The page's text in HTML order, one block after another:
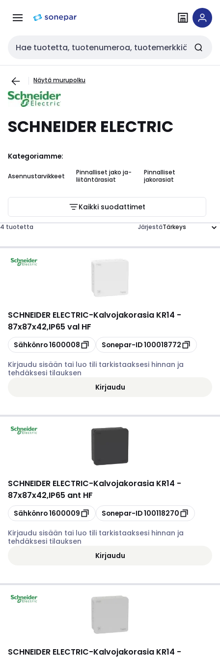
navigointiinsisältöön
Haku
Näytä murupolku
SCHNEIDER ELECTRIC
Kategoriamme:
Asennustarvikkeet
Pinnalliset jako ja-
liitäntärasiat
Pinnalliset
jakorasiat
Kaikki suodattimet
4 tuotetta Järjestä
SCHNEIDER ELECTRIC-Kalvojakorasia KR14 -
87x87x42,IP65 val HF
Kopioi
Sähkönro1600008 Kopioi
Sonepar-ID100018772
Kirjaudu sisään tai luo tili tarkistaaksesi hinnan ja
tehdäksesi tilauksen
Kirjaudu
SCHNEIDER ELECTRIC-Kalvojakorasia KR14 -
87x87x42,IP65 ant HF
Kopioi
Sähkönro1600009 Kopioi
Sonepar-ID100118270
Kirjaudu sisään tai luo tili tarkistaaksesi hinnan ja
tehdäksesi tilauksen
Kirjaudu
SCHNEIDER ELECTRIC-Kalvojakorasia KR14 -